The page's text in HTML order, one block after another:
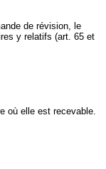
de révision, le
y relatifs (art. 65 et
où elle est recevable.